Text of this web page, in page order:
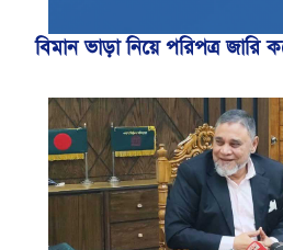
বিমান ভাড়া নিয়ে পরিপত্র জারি